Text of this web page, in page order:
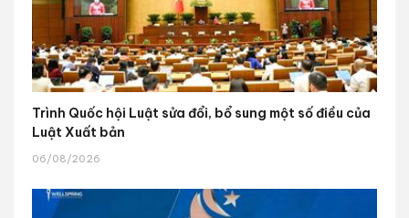
Trình Quốc hội Luật sửa đổi, bổ sung một số điều của
Luật Xuất bản
06/08/2026